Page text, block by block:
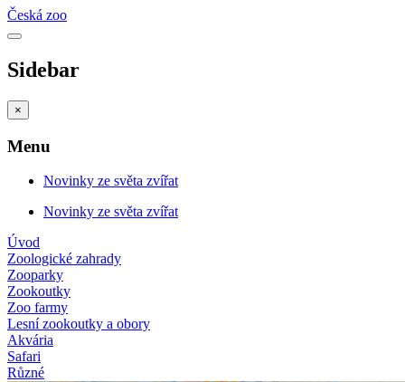
Česká zoo
Sidebar
×
Menu
Novinky ze světa zvířat
Novinky ze světa zvířat
Úvod
Zoologické zahrady
Zooparky
Zookoutky
Zoo farmy
Lesní zookoutky a obory
Akvária
Safari
Různé